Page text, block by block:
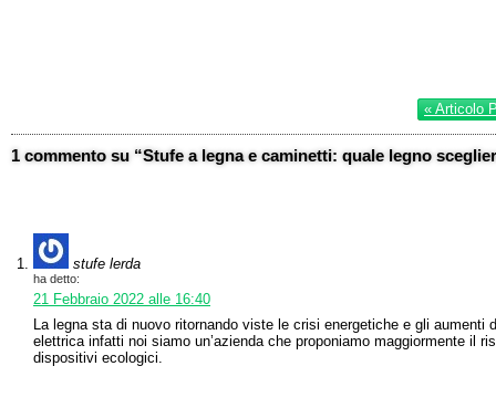
« Articolo
1 commento su “Stufe a legna e caminetti: quale legno
stufe lerda
ha detto:
21 Febbraio 2022 alle 16:40
La legna sta di nuovo ritornando viste le crisi energetiche e gli aumenti
elettrica infatti noi siamo un’azienda che proponiamo maggiormente il
dispositivi ecologici.